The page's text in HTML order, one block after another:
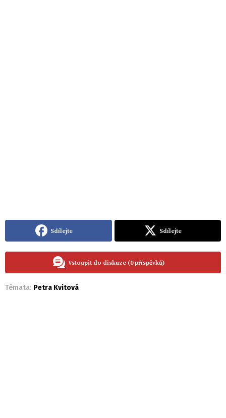
Sdílejte Sdílejte
Vstoupit do diskuze (0 příspěvků)
Témata: Petra Kvitová